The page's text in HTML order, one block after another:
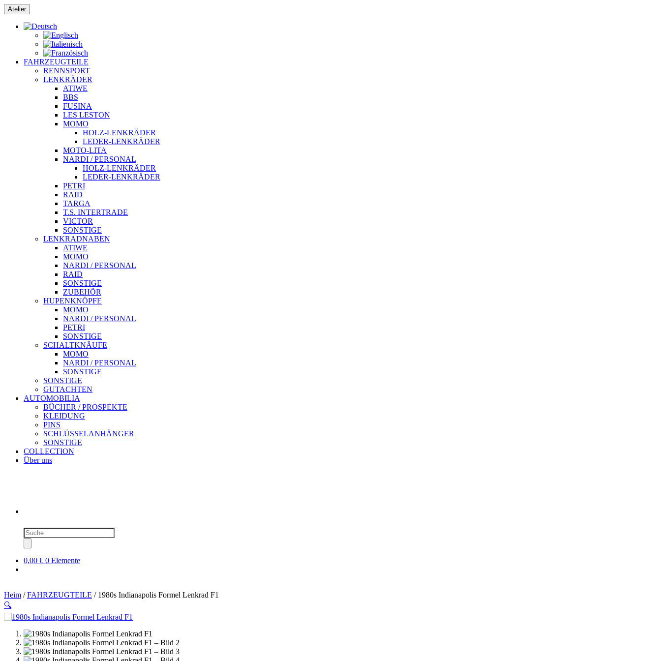
Zum
Inhalt
springen
Atelier
FAHRZEUGTEILE
RENNSPORT
LENKRÄDER
ATIWE
BBS
FUSINA
LES LESTON
MOMO
HOLZ-LENKRÄDER
LEDER-LENKRÄDER
MOTO-LITA
NARDI / PERSONAL
HOLZ-LENKRÄDER
LEDER-LENKRÄDER
PETRI
RAID
TARGA
T.S. INTERTRADE
VICTOR
SONSTIGE
LENKRADNABEN
ATIWE
MOMO
NARDI / PERSONAL
RAID
SONSTIGE
ZUBEHÖR
HUPENKNÖPFE
MOMO
NARDI / PERSONAL
PETRI
SONSTIGE
SCHALTKNÄUFE
MOMO
NARDI / PERSONAL
SONSTIGE
SONSTIGE
GUTACHTEN
AUTOMOBILIA
BÜCHER / PROSPEKTE
KLEIDUNG
PINS
SCHLÜSSELANHÄNGER
SONSTIGE
COLLECTION
Über uns
Produktsuche
0,00 € 0 Elemente
Heim /FAHRZEUGTEILE / 1980s Indianapolis Formel Lenkrad F1
🔍